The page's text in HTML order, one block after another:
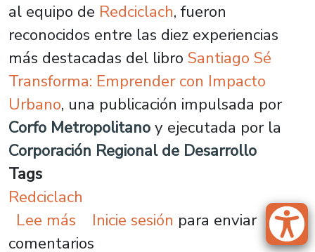
al equipo de Redciclach, fueron
reconocidos entre las diez experiencias
más destacadas del libro Santiago Sé
Transforma: Emprender con Impacto
Urbano, una publicación impulsada por
Corfo Metropolitanoy ejecutada por la
Corporación Regional de Desarrollo
Tags
Redciclach
Lee más sobre Redciclach es
Inicie sesión para enviar
comentarios